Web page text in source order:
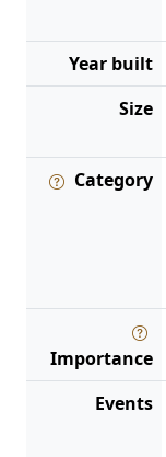
Year built
Size
Category
Importance
Events